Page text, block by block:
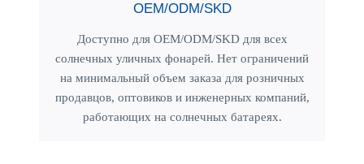
OEM/ODM/SKD
Доступно для OEM/ODM/SKD для всех
солнечных уличных фонарей. Нет ограничений
на минимальный объем заказа для розничных
продавцов, оптовиков и инженерных компаний,
работающих на солнечных батареях.